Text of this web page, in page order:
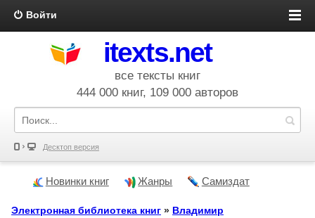
Войти
itexts.net
все тексты книг
444 000 книг, 109 000 авторов
Десктоп версия
Новинки книг Жанры Самиздат
Электронная библиотека книг » Владимир